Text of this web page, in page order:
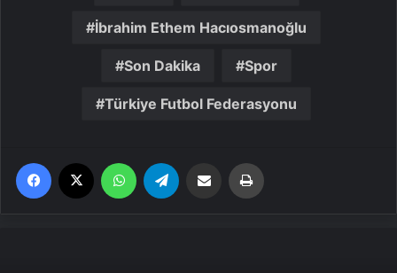
İbrahim Ethem Hacıosmanoğlu
Son Dakika Spor
Türkiye Futbol Federasyonu
Facebook WhatsApp Email'den paylaş